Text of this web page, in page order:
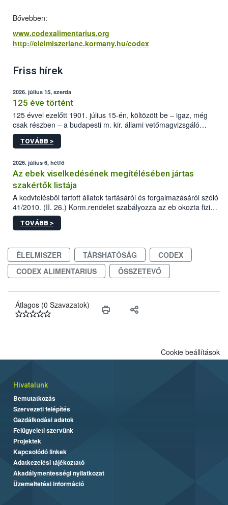
Bővebben:
www.codexalimentarius.org
http://elelmiszerlanc.kormany.hu/codex
Friss hírek
2026. július 15, szerda
125 éve történt
125 évvel ezelőtt 1901. július 15-én, költözött be – igaz, még
csak részben – a budapesti m. kir. állami vetőmagvizsgáló
állomás a Kis Rókus utca 15. szám alatti, Czigler Győző által
tervezett új épületébe.
TOVÁBB >
2026. július 6, hétfő
Az ebek viselkedésének megítélésében jártas
szakértők listája
A kedvtelésből tartott állatok tartásáról és forgalmazásáról szóló
41/2010. (II. 26.) Korm.rendelet szabályozza az eb okozta fizikai
sérülés, illetve ennek veszélye keletkezésekor felmerülő
hatósági feladatokat, valamint a veszélyes eb tartását és annak
vonni az ebek viselkedésének megítélésében jártas szakértőt.
TOVÁBB >
ÉLELMISZER TÁRSHATÓSÁG
CODEX
CODEX ALIMENTARIUS
ÖSSZETEVŐ
Átlagos (0 Szavazatok)
Cookie beállítások
Hivatalunk
Bemutatkozás
Szervezeti felépítés
Gazdálkodási adatok
Felügyeleti szervünk
Projektek
Kapcsolódó linkek
Adatkezelési tájékoztató
Akadálymentességi nyilatkozat
Üzemeltetési információ